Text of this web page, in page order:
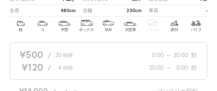
全長 480cm 全幅 230cm 車高 -
軽 コ 中型 ボックス SUV 大型車 トラック 原付 バイク
¥500 / 20 時間 0:00 ～ 20:00 契
¥120 / 4 時間 20:00 ～ 0:00 契